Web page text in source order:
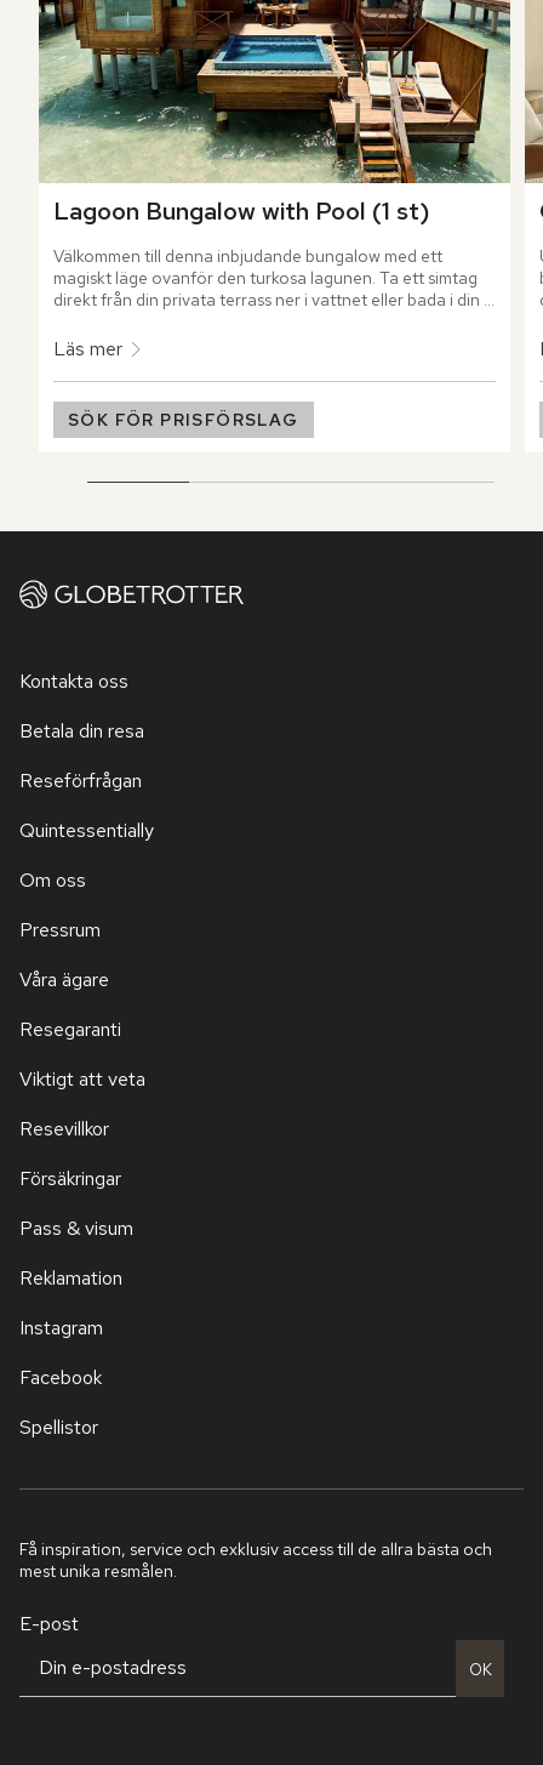
Lagoon Bungalow with Pool (1 st)
Välkommen till denna inbjudande bungalow med ett
magiskt läge ovanför den turkosa lagunen. Ta ett simtag
direkt från din privata terrass ner i vattnet eller bada i din
havet.
Läs mer
SÖK FÖR PRISFÖRSLAG
Kontakta oss
Betala din resa
Reseförfrågan
Quintessentially
Om oss
Pressrum
Våra ägare
Resegaranti
Viktigt att veta
Resevillkor
Försäkringar
Pass & visum
Reklamation
Instagram
Facebook
Spellistor
Få inspiration, service och exklusiv access till de allra bästa och
mest unika resmålen.
E-post
OK